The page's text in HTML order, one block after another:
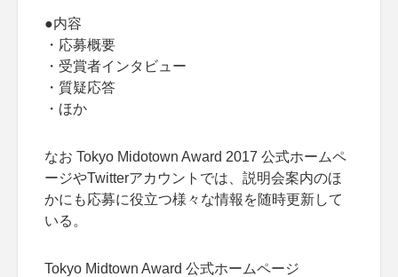
●内容
・応募概要
・受賞者インタビュー
・質疑応答
・ほか
なお Tokyo Midotown Award 2017 公式ホームペ
ージやTwitterアカウントでは、説明会案内のほ
かにも応募に役立つ様々な情報を随時更新して
いる。
Tokyo Midtown Award 公式ホームページ